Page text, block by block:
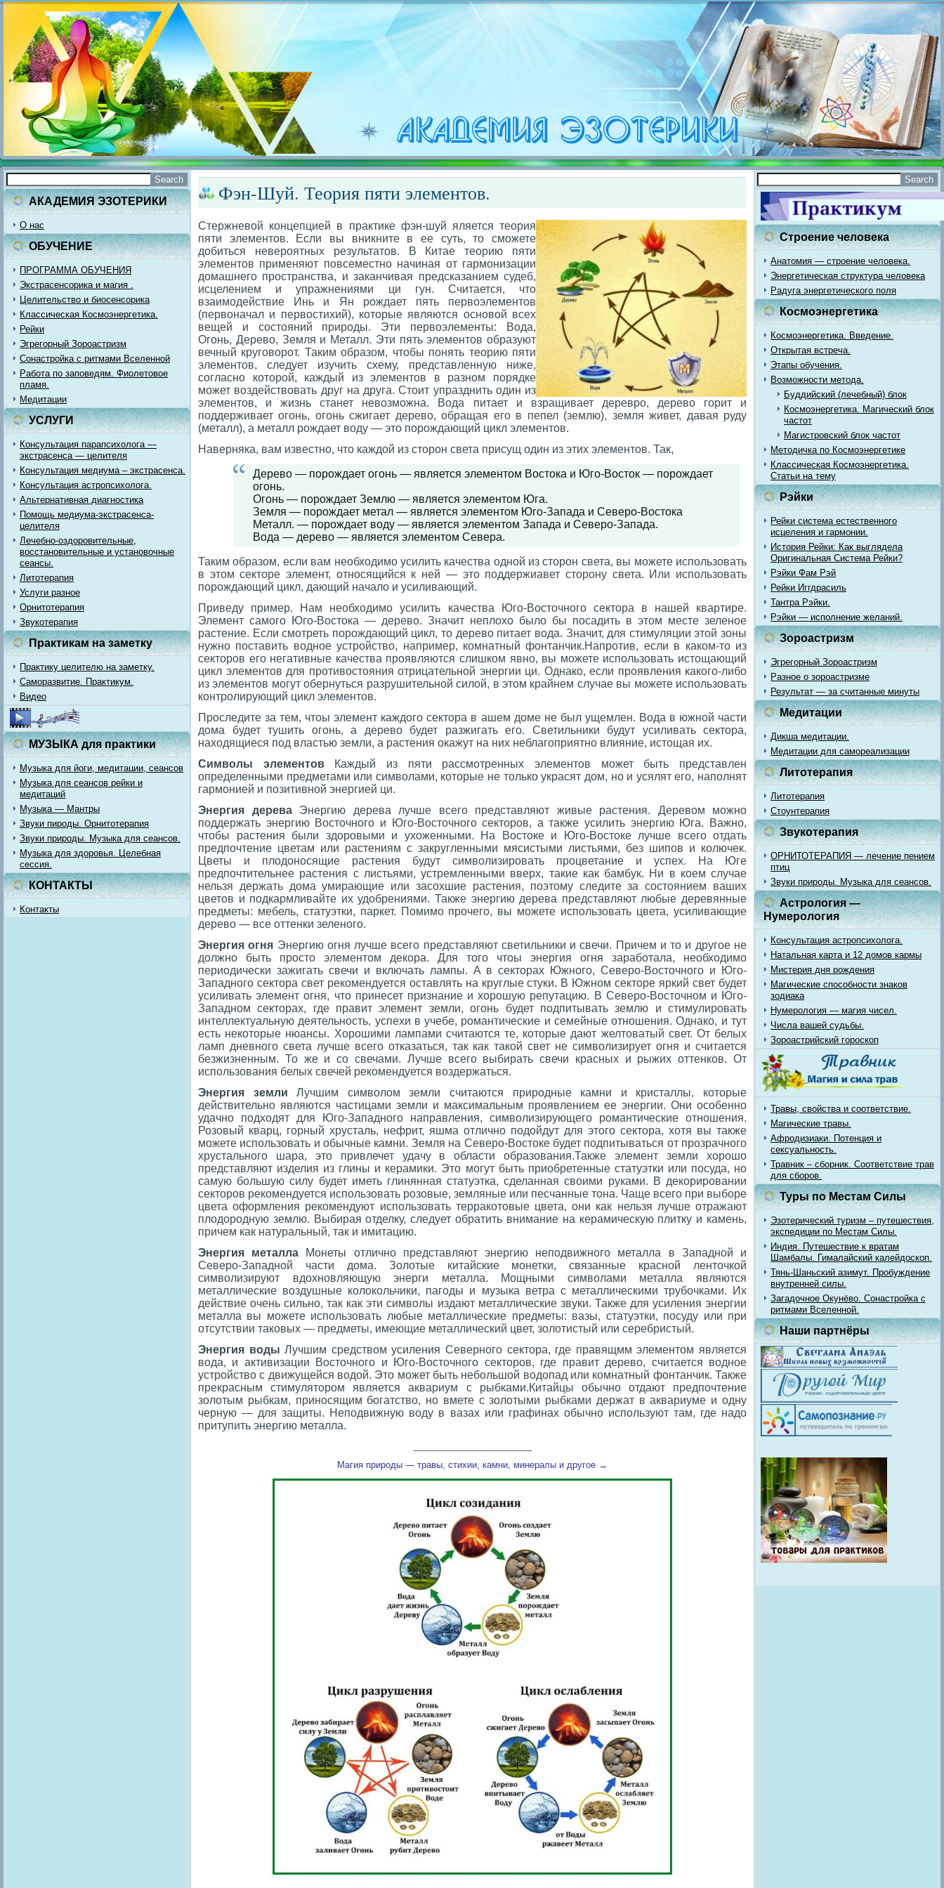
АКАДЕМИЯ ЭЗОТЕРИКИ
О нас
ОБУЧЕНИЕ
ПРОГРАММА ОБУЧЕНИЯ
Экстрасенсорика и магия .
Целительство и биосенсорика
Классическая Космоэнергетика.
Рейки
Эгрегорный Зороастризм
Сонастройка с ритмами Вселенной
Работа по заповедям. Фиолетовое
пламя.
Медитации
УСЛУГИ
Консультация парапсихолога —
экстрасенса — целителя
Консультация медиума – экстрасенса.
Консультация астропсихолога.
Альтернативная диагностика
Помощь медиума-экстрасенса-
целителя
Лечебно-оздоровительные,
восстановительные и установочные
сеансы.
Литотерапия
Услуги разное
Орнитотерапия
Звукотерапия
Практикам на заметку
Практику целителю на заметку.
Саморазвитие. Практикум.
Видео
МУЗЫКА для практики
Музыка для йоги, медитации, сеансов
Музыка для сеансов рейки и
медитаций
Музыка — Мантры
Звуки пироды. Орнитотерапия
Звуки природы. Музыка для сеансов.
Музыка для здоровья. Целебная
сессия.
КОНТАКТЫ
Контакты
Фэн-Шуй. Теория пяти элементов.
Стержневой концепцией в практике фэн-шуй яляется теория
пяти элементов. Если вы вникните в ее суть, то сможете
добиться невероятных результатов. В Китае теорию пяти
элементов применяют повсеместно начиная от гармонизации
домашнего пространства, и заканчивая предсказанием судеб,
исцелением и упражнениями ци гун. Считается, что
взаимодействие Инь и Ян рождает пять первоэлементов
(первоначал и первостихий), которые являются основой всех
вещей и состояний природы. Эти первоэлементы: Вода,
Огонь, Дерево, Земля и Металл. Эти пять элементов образуют
вечный круговорот. Таким образом, чтобы понять теорию пяти
элементов, следует изучить схему, представленную ниже,
согласно которой, каждый из элементов в разном порядке
может воздействовать друг на друга. Стоит упразднить один из
элементов, и жизнь станет невозможна. Вода питает и взращивает деревро, дерево горит и
поддерживает огонь, огонь сжигает дерево, обращая его в пепел (землю), земля живет, давая руду
(металл), а металл рождает воду — это порождающий цикл элементов.
Наверняка, вам известно, что каждой из сторон света присущ один из этих элементов. Так,
Дерево — порождает огонь — является элементом Востока и Юго-Восток — порождает
огонь.
Огонь — порождает Землю — является элементом Юга.
Земля — порождает метал — является элементом Юго-Запада и Северо-Востока
Металл. — порождает воду — является элементом Запада и Северо-Запада.
Вода — дерево — является элементом Севера.
Таким образом, если вам необходимо усилить качества одной из сторон света, вы можете использовать
в этом секторе элемент, относящийся к ней — это поддержиавет сторону света. Или использовать
порождающий цикл, дающий начало и усиливающий.
Приведу пример. Нам необходимо усилить качества Юго-Восточного сектора в нашей квартире.
Элемент самого Юго-Востока — дерево. Значит неплохо было бы посадить в этом месте зеленое
растение. Если смотреть порождающий цикл, то дерево питает вода. Значит, для стимуляции этой зоны
нужно поставить водное устройство, например, комнатный фонтанчик.Напротив, если в каком-то из
секторов его негативные качества проявляются слишком явно, вы можете использовать истощающий
цикл элементов для противостояния отрицательной энергии ци. Однако, если проявления какого-либо
из элементов могут обернуться разрушительной силой, в этом крайнем случае вы можете использовать
контролирующий цикл элементов.
Проследите за тем, чтоы элемент каждого сектора в ашем доме не был ущемлен. Вода в южной части
дома будет тушить огонь, а дерево будет разжигать его. Светильники будут усиливать сектора,
находящиеся под властью земли, а растения окажут на них неблагоприятно влияние, истощая их.
Символы элементовКаждый из пяти рассмотренных элементов может быть представлен
определенными предметами или символами, которые не только украсят дом, но и усялят его, наполнят
гармонией и позитивной энергией ци.
Энергия дерева Энергию дерева лучше всего представляют живые растения. Деревом можно
поддержать энергию Восточного и Юго-Восточного секторов, а также усилить энергию Юга. Важно,
чтобы растения были здоровыми и ухоженными. На Востоке и Юго-Востоке лучше всего отдать
предпочтение цветам или растениям с закругленными мясистыми листьями, без шипов и колючек.
Цветы и плодоносящие растения будут символизировать процветание и успех. На Юге
предпочтительнее растения с листьями, устремленными вверх, такие как бамбук. Ни в коем случае
нельзя держать дома умирающие или засохшие растения, поэтому следите за состоянием ваших
цветов и подкармливайте их удобрениями. Также энергию дерева представляют любые деревянные
предметы: мебель, статуэтки, паркет. Помимо прочего, вы можете использовать цвета, усиливающие
дерево — все оттенки зеленого.
Энергия огня Энергию огня лучше всего представляют светильники и свечи. Причем и то и другое не
должно быть просто элементом декора. Для того чтоы энергия огня заработала, необходимо
периодически зажигать свечи и включать лампы. А в секторах Южного, Северо-Восточного и Юго-
Западного сектора свет рекомендуется оставлять на круглые стуки. В Южном секторе яркий свет будет
усиливать элемент огня, что принесет признание и хорошую репутацию. В Северо-Восточном и Юго-
Западном секторах, где правит элемент земли, огонь будет подпитывать землю и стимулировать
интеллектуальную деятельность, успехи в учебе, романтические и семейные отношения. Однако, и тут
есть некоторые нюансы. Хорошими лампами считаются те, которые дают желтоватый свет. От белых
ламп дневного света лучше всего отказаться, так как такой свет не символизирует огня и считается
безжизненным. То же и со свечами. Лучше всего выбирать свечи красных и рыжих оттенков. От
использования белых свечей рекомендуется воздержаться.
Энергия земли Лучшим символом земли считаются природные камни и кристаллы, которые
действительно являются частицами земли и максимальным проявлением ее энергии. Они особенно
удачно подходят для Юго-Западного направления, символизирующего романтические отношения.
Розовый кварц, горный хрусталь, нефрит, яшма отлично подойдут для этого сектора, хотя вы также
можете использовать и обычные камни. Земля на Северо-Востоке будет подпитываться от прозрачного
хрустального шара, это привлечет удачу в области образования.Также элемент земли хорошо
представляют изделия из глины и керамики. Это могут быть приобретенные статуэтки или посуда, но
самую большую силу будет иметь глинянная статуэтка, сделанная своими руками. В декорировании
секторов рекомендуется использовать розовые, земляные или песчанные тона. Чаще всего при выборе
цвета оформления рекомендуют использовать терракотовые цвета, они как нельзя лучше отражают
плодородную землю. Выбирая отделку, следует обратить внимание на керамическую плитку и камень,
причем как натуральный, так и имитацию.
Энергия металла Монеты отлично представляют энергию неподвижного металла в Западной и
Северо-Западной части дома. Золотые китайские монетки, связанные красной ленточкой
символизируют вдохновляющую энерги металла. Мощными символами металла являются
металлические воздушные колокольчики, пагоды и музыка ветра с металлическими трубочками. Их
действие очень сильно, так как эти символы издают металлические звуки. Также для усиления энергии
металла вы можете использовать любые металлические предметы: вазы, статуэтки, посуду или при
отсутствии таковых — предметы, имеющие металлический цвет, золотистый или серебристый.
Энергия воды Лучшим средством усиления Северного сектора, где правящмм элементом является
вода, и активизации Восточного и Юго-Восточного секторов, где правит дерево, считается водное
устройство с движущейся водой. Это может быть небольшой водопад или комнатный фонтанчик. Также
прекрасным стимулятором является аквариум с рыбками.Китайцы обычно отдают предпочтение
золотым рыбкам, приносящим богатство, но вмете с золотыми рыбками держат в аквариуме и одну
черную — для защиты. Неподвижную воду в вазах или графинах обычно используют там, где надо
притупить энергию металла.
Магия природы — травы, стихии, камни, минералы и другое →
Строение человека
Анатомия — строение человека.
Энергетическая структура человека
Радуга энергетического поля
Космоэнергетика
Космоэнергетика. Введение.
Открытая встреча.
Этапы обучения.
Возможности метода.
Буддийский (лечебный) блок
Космоэнергетика. Магический блок
частот
Магистровский блок частот
Методичка по Космоэнергетике
Классическая Космоэнергетика.
Статьи на тему
Рэйки
Рейки система естественного
исцеления и гармонии.
История Рейки: Как выглядела
Оригинальная Система Рейки?
Рэйки Фам Рэй
Рейки Иггдрасиль
Тантра Рэйки.
Рэйки — исполнение желаний.
Зороастризм
Эгрегорный Зороастризм
Разное о зороастризме
Результат — за считанные минуты
Медитации
Дикша медитации.
Медитации для самореализации
Литотерапия
Литотерапия
Стоунтерапия
Звукотерапия
ОРНИТОТЕРАПИЯ — лечение пением
птиц
Звуки природы. Музыка для сеансов.
Астрология —
Нумерология
Консультация астропсихолога.
Натальная карта и 12 домов кармы
Мистерия дня рождения
Магические способности знаков
зодиака
Нумерология — магия чисел.
Числа вашей судьбы.
Зороастрийский гороскоп
Травы, свойства и соответствие.
Магические травы.
Афродизиаки. Потенция и
сексуальность.
Травник – сборник. Соответствие трав
для сборов.
Туры по Местам Силы
Эзотерический туризм – путешествия,
экспедиции по Местам Силы.
Индия. Путешествие к вратам
Шамбалы. Гималайский калейдоскоп.
Тянь-Шаньский азимут. Пробуждение
внутренней силы.
Загадочное Окунёво. Сонастройка с
ритмами Вселенной.
Наши партнёры